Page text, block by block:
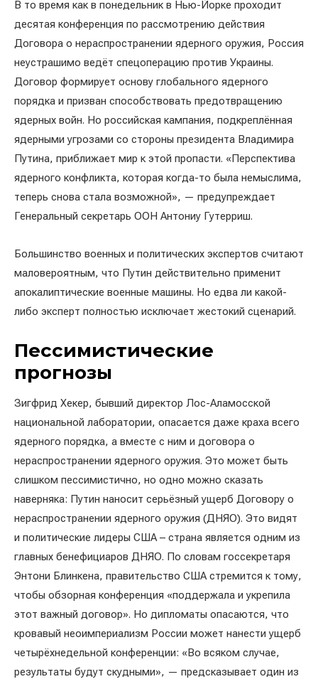
В то время как в понедельник в Нью-Йорке проходит
десятая конференция по рассмотрению действия
Договора о нераспространении ядерного оружия, Россия
неустрашимо ведёт спецоперацию против Украины.
Договор формирует основу глобального ядерного
порядка и призван способствовать предотвращению
ядерных войн. Но российская кампания, подкреплённая
ядерными угрозами со стороны президента Владимира
Путина, приближает мир к этой пропасти. «Перспектива
ядерного конфликта, которая когда-то была немыслима,
теперь снова стала возможной», — предупреждает
Генеральный секретарь ООН Антониу Гутерриш.
Большинство военных и политических экспертов считают
маловероятным, что Путин действительно применит
апокалиптические военные машины. Но едва ли какой-
либо эксперт полностью исключает жестокий сценарий.
Пессимистические
прогнозы
Зигфрид Хекер, бывший директор Лос-Аламосской
национальной лаборатории, опасается даже краха всего
ядерного порядка, а вместе с ним и договора о
нераспространении ядерного оружия. Это может быть
слишком пессимистично, но одно можно сказать
наверняка: Путин наносит серьёзный ущерб Договору о
нераспространении ядерного оружия (ДНЯО). Это видят
и политические лидеры США – страна является одним из
главных бенефициаров ДНЯО. По словам госсекретаря
Энтони Блинкена, правительство США стремится к тому,
чтобы обзорная конференция «поддержала и укрепила
этот важный договор». Но дипломаты опасаются, что
кровавый неоимпериализм России может нанести ущерб
четырёхнедельной конференции: «Во всяком случае,
результаты будут скудными», — предсказывает один из